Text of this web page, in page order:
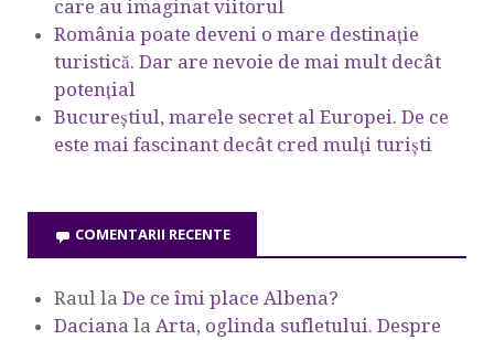
care au imaginat viitorul
România poate deveni o mare destinație
turistică. Dar are nevoie de mai mult decât
potențial
Bucureștiul, marele secret al Europei. De ce
este mai fascinant decât cred mulți turiști
COMENTARII RECENTE
Raul la De ce îmi place Albena?
Daciana la Arta, oglinda sufletului. Despre